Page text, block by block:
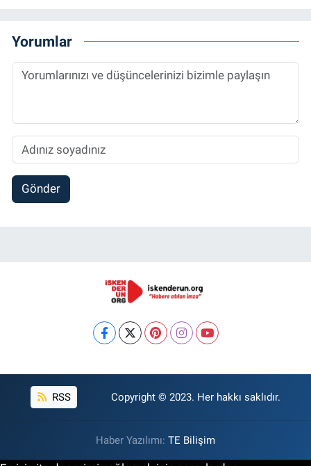
Yorumlar
Gönder
RSS Copyright © 2023. Her hakkı saklıdır.
Haber Yazılımı: TE Bilişim